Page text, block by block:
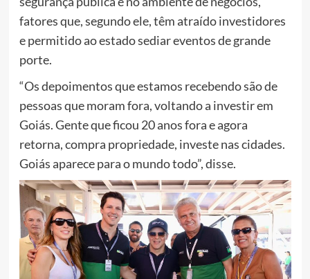
fatores que, segundo ele, têm atraído investidores
e permitido ao estado sediar eventos de grande
porte.
“Os depoimentos que estamos recebendo são de
pessoas que moram fora, voltando a investir em
Goiás. Gente que ficou 20 anos fora e agora
retorna, compra propriedade, investe nas cidades.
Goiás aparece para o mundo todo”, disse.